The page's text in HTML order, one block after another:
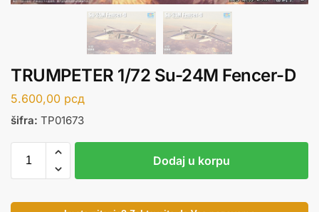
TRUMPETER 1/72 Su-24M Fencer-D
5.600,00 рсд
šifra: TP01673
Dodaj u korpu